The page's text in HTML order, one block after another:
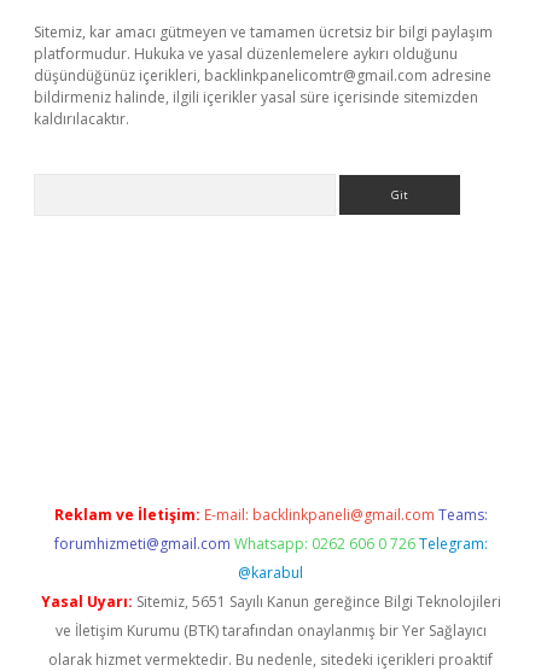
Sitemiz, kar amacı gütmeyen ve tamamen ücretsiz bir bilgi paylaşım
platformudur. Hukuka ve yasal düzenlemelere aykırı olduğunu
düşündüğünüz içerikleri, backlinkpanelicomtr@gmail.com adresine
bildirmeniz halinde, ilgili içerikler yasal süre içerisinde sitemizden
kaldırılacaktır.
Reklam ve İletişim: E-mail: backlinkpaneli@gmail.com Teams:
forumhizmeti@gmail.com Whatsapp: 0262 606 0 726 Telegram:
@karabul
Yasal Uyarı: Sitemiz, 5651 Sayılı Kanun gereğince Bilgi Teknolojileri
ve İletişim Kurumu (BTK) tarafından onaylanmış bir Yer Sağlayıcı
olarak hizmet vermektedir. Bu nedenle, sitedeki içerikleri proaktif